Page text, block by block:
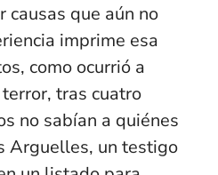
que aún no
imprime esa
como ocurrió a
tras cuatro
no sabían a quiénes
Arguelles, un testigo